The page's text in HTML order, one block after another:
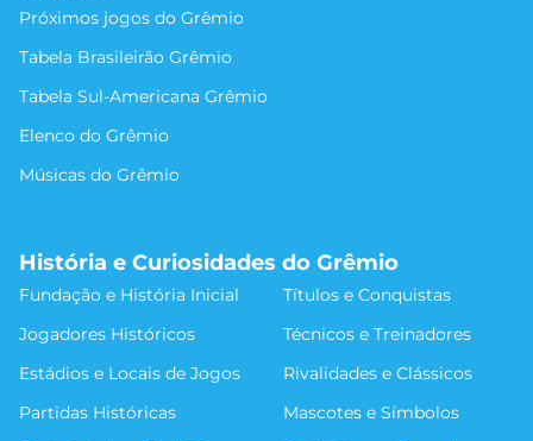
Próximos jogos do Grêmio
Tabela Brasileirão Grêmio
Tabela Sul-Americana Grêmio
Elenco do Grêmio
Músicas do Grêmio
História e Curiosidades do Grêmio
Fundação e História Inicial
Títulos e Conquistas
Jogadores Históricos
Técnicos e Treinadores
Estádios e Locais de Jogos
Rivalidades e Clássicos
Partidas Históricas
Mascotes e Símbolos